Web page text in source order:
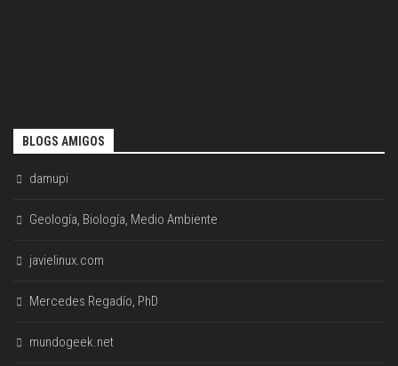
BLOGS AMIGOS
damupi
Geología, Biología, Medio Ambiente
javielinux.com
Mercedes Regadío, PhD
mundogeek.net